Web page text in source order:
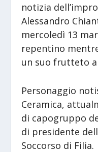
notizia
Alessandro
mercoledì 13
repentino
un suo frutteto a
Personaggio
Ceramica,
di capogruppo
di presidente
Soccorso di Filia.